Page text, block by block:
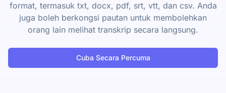
format, termasuk txt, docx, pdf, srt, vtt, dan csv. Anda
juga boleh berkongsi pautan untuk membolehkan
orang lain melihat transkrip secara langsung.
Cuba Secara Percuma